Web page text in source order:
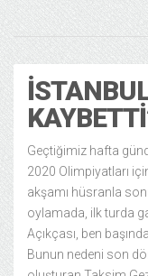
Geçtiğimiz hafta
2020 Olimpiyatları
akşamı hüsranla
oylamada, ilk turda
Açıkçası, ben
Bunun nedeni son